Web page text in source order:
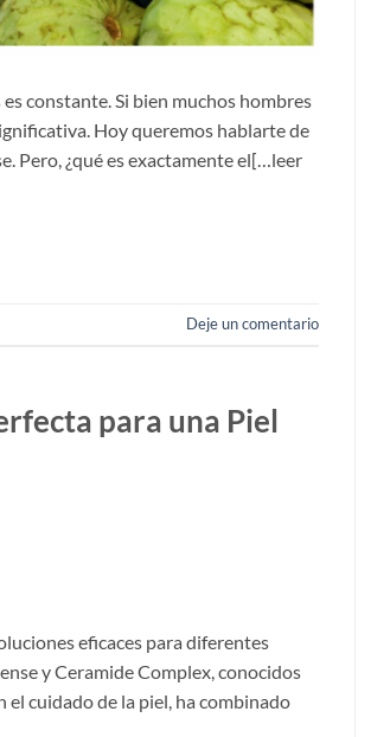
constante. Si bien muchos hombres
Hoy queremos hablarte de
Pero, ¿qué es exactamente el[…leer
Deje un comentario
para una Piel
eficaces para diferentes
y Ceramide Complex, conocidos
cuidado de la piel, ha combinado